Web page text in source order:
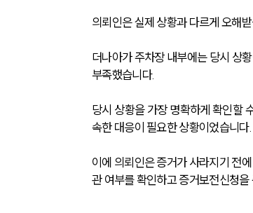
의뢰인은 실제 상황과 다르게 오해
더나아가 주차장 내부에는 당시 상
부족했습니다.
당시 상황을 가장 명확하게 확인할
속한 대응이 필요한 상황이었습니다.
이에 의뢰인은 증거가 사라지기 전
관 여부를 확인하고 증거보전신청